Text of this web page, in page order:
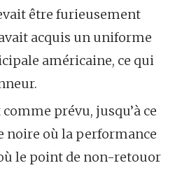
être furieusement
acquis un uniforme
américaine, ce qui
prévu, jusqu’à ce
noire où la performance
le point de non-retouor